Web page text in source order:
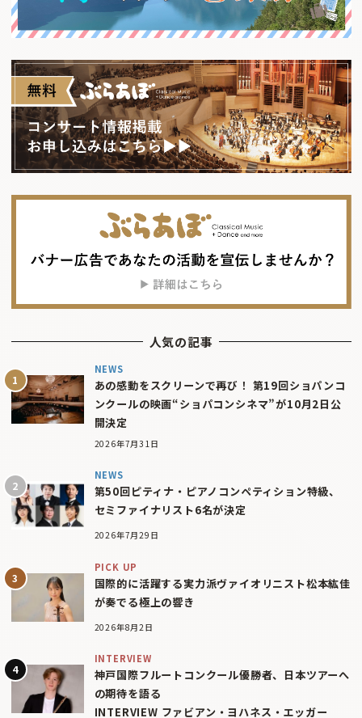
人気の記事
NEWS
あの感動をスクリーンで再び！ 第19回ショパンコ
ンクールの映画“ショパコンシネマ”が10月2日公
開決定
2026年7月31日
NEWS
第50回ピティナ・ピアノコンペティション特級、
セミファイナリスト6名が決定
2026年7月29日
PICK UP
国際的に活躍する実力派ヴァイオリニスト松本紘佳
が奏でる極上の響き
2026年8月2日
INTERVIEW
神戸国際フルートコンクール優勝者、日本ツアーへ
の期待を語る
INTERVIEW ファビアン・ヨハネス・エッガー